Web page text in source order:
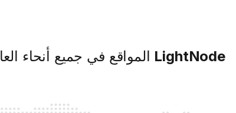
LightNode المواقع في جميع أنحاء